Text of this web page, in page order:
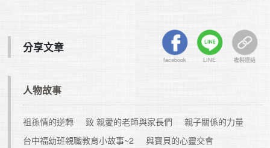
人物故事
祖孫情的逆轉 致 親愛的老師與家長們
親子關係的力量
台中福幼班親職教育小故事~2
與寶貝的心靈交會
分享文章
facebook LINE 複製連結